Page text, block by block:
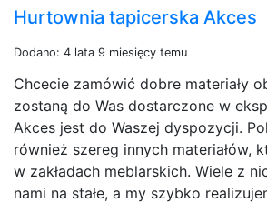
Hurtownia tapicerska Akces
Dodano: 4 lata 9 miesięcy temu
Chcecie zamówić dobre materiały
zostaną do Was dostarczone w
Akces jest do Waszej dyspozycji.
również szereg innych materiałów,
w zakładach meblarskich. Wiele z
nami na stałe, a my szybko